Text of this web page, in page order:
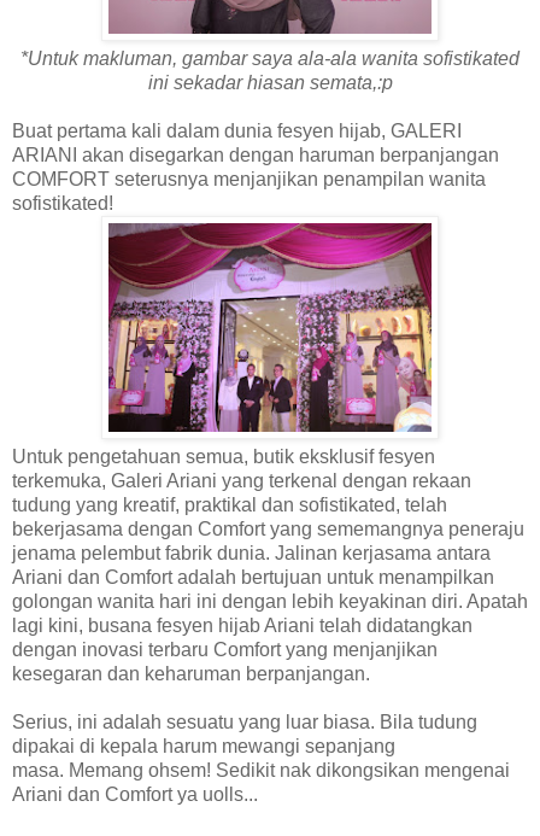
*Untuk makluman, gambar saya ala-ala wanita sofistikated
ini sekadar hiasan semata,:p
Buat pertama kali dalam dunia fesyen hijab, GALERI
ARIANI akan disegarkan dengan haruman berpanjangan
COMFORT seterusnya menjanjikan penampilan wanita
sofistikated!
Untuk pengetahuan semua, butik eksklusif fesyen
terkemuka, Galeri Ariani yang terkenal dengan rekaan
tudung yang kreatif, praktikal dan sofistikated, telah
bekerjasama dengan Comfort yang sememangnya peneraju
jenama pelembut fabrik dunia. Jalinan kerjasama antara
Ariani dan Comfort adalah bertujuan untuk menampilkan
golongan wanita hari ini dengan lebih keyakinan diri. Apatah
lagi kini, busana fesyen hijab Ariani telah didatangkan
dengan inovasi terbaru Comfort yang menjanjikan
kesegaran dan keharuman berpanjangan.
Serius, ini adalah sesuatu yang luar biasa. Bila tudung
dipakai di kepala harum mewangi sepanjang
masa. Memang ohsem! Sedikit nak dikongsikan mengenai
Ariani dan Comfort ya uolls...